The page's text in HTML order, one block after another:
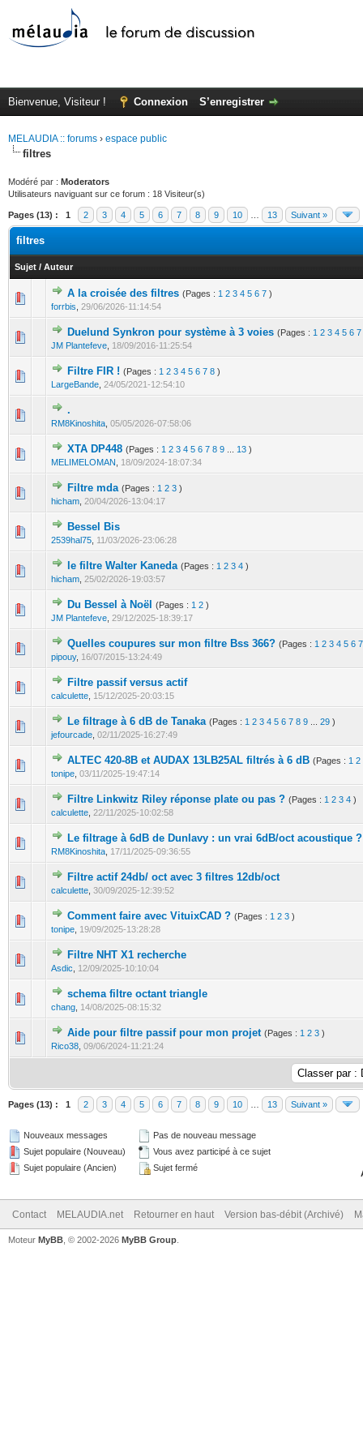
Bienvenue, Visiteur ! Connexion S’enregistrer
MELAUDIA :: forums › espace public
filtres
Modéré par : Moderators
Utilisateurs naviguant sur ce forum : 18 Visiteur(s)
Pages (13) : 1 2 3 4 5 6 7 8 9 10 13 Suivant »
filtres
Sujet / Auteur
A la croisée des filtres (Pages : 1 2 3 4 5 6 7 )
forrbis 29/06/2026-11:14:54
Duelund Synkron pour système à 3 voies (Pages : 1 2 3 4 5 6 7
JM Plantefeve 18/09/2016-11:25:54
Filtre FIR ! (Pages : 1 2 3 4 5 6 7 8 )
LargeBande 24/05/2021-12:54:10
.
RM8Kinoshita 05/05/2026-07:58:06
XTA DP448 (Pages : 1 2 3 4 5 6 7 8 9 13 )
MELIMELOMAN
18/09/2024-18:07:34
Filtre mda (Pages : 1 2 3 )
hicham 20/04/2026-13:04:17
Bessel Bis
2539hal75 11/03/2026-23:06:28
le filtre Walter Kaneda (Pages : 1 2 3 4 )
hicham 25/02/2026-19:03:57
Du Bessel à Noël (Pages : 1 2 )
JM Plantefeve 29/12/2025-18:39:17
Quelles coupures sur mon filtre Bss 366? (Pages : 1 2 3 4 5 6 7
pipouy, 16/07/2015-13:24:49
Filtre passif versus actif
calculette 15/12/2025-20:03:15
Le filtrage à 6 dB de Tanaka (Pages : 1 2 3 4 5 6 7 8 9 29 )
jefourcade 02/11/2025-16:27:49
ALTEC 420-8B et AUDAX 13LB25AL filtrés à 6 dB (Pages : 1 2
tonipe 03/11/2025-19:47:14
Filtre Linkwitz Riley réponse plate ou pas ? (Pages : 1 2 3 4 )
calculette 22/11/2025-10:02:58
Le filtrage à 6dB de Dunlavy : un vrai 6dB/oct acoustique ?
RM8Kinoshita 17/11/2025-09:36:55
Filtre actif 24db/ oct avec 3 filtres 12db/oct
calculette 30/09/2025-12:39:52
Comment faire avec VituixCAD ? (Pages : 1 2 3 )
tonipe 19/09/2025-13:28:28
Filtre NHT X1 recherche
Asdic 12/09/2025-10:10:04
schema filtre octant triangle
chang 14/08/2025-08:15:32
Aide pour filtre passif pour mon projet (Pages : 1 2 3 )
Rico38 09/06/2024-11:21:24
Pages (13) : 1 2 3 4 5 6 7 8 9 10 13 Suivant »
Nouveaux messages
Sujet populaire (Nouveau)
Sujet populaire (Ancien)
Pas de nouveau message
Vous avez participé à ce sujet
Sujet fermé
Contact MELAUDIA.net Retourner en haut Version bas-débit (Archivé)
Moteur MyBB , © 2002-2026 MyBB Group